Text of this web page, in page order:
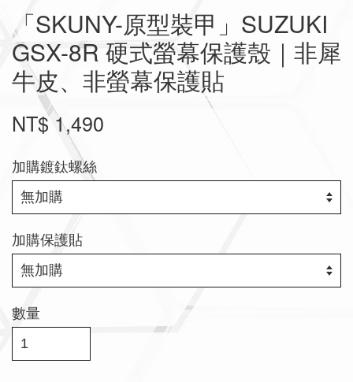
「SKUNY-原型裝甲」SUZUKI
GSX-8R 硬式螢幕保護殼｜非犀
牛皮、非螢幕保護貼
NT$ 1,490
加購鍍鈦螺絲
加購保護貼
數量